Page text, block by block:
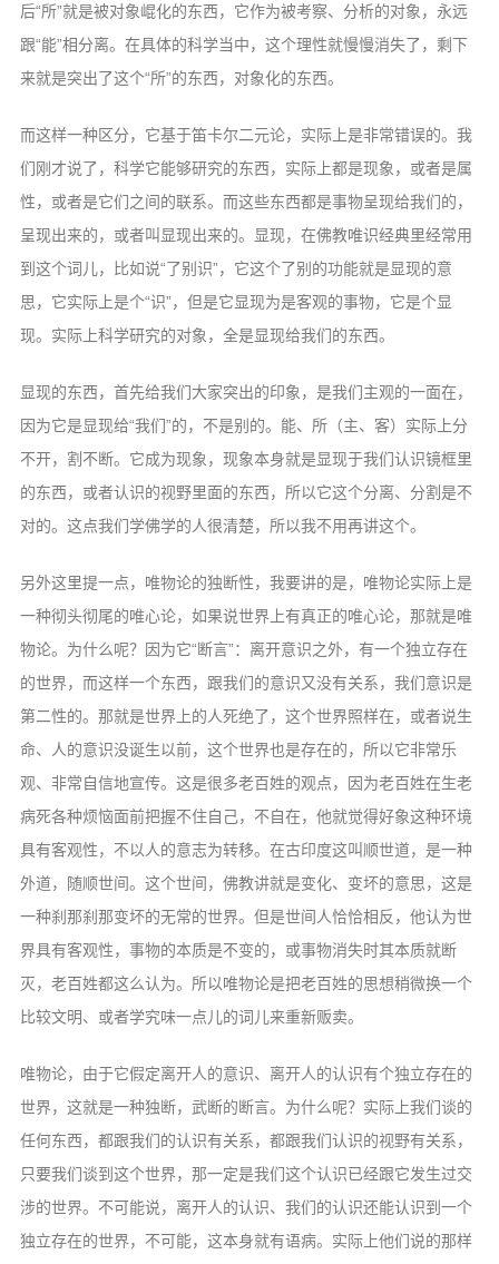
后“所”就是被对象崐化的东西，它作为被考察、分析的对象，永远
跟“能”相分离。在具体的科学当中，这个理性就慢慢消失了，剩下
来就是突出了这个“所”的东西，对象化的东西。
而这样一种区分，它基于笛卡尔二元论，实际上是非常错误的。我
们刚才说了，科学它能够研究的东西，实际上都是现象，或者是属
性，或者是它们之间的联系。而这些东西都是事物呈现给我们的，
呈现出来的，或者叫显现出来的。显现，在佛教唯识经典里经常用
到这个词儿，比如说“了别识”，它这个了别的功能就是显现的意
思，它实际上是个“识”，但是它显现为是客观的事物，它是个显
现。实际上科学研究的对象，全是显现给我们的东西。
显现的东西，首先给我们大家突出的印象，是我们主观的一面在，
因为它是显现给“我们”的，不是别的。能、所（主、客）实际上分
不开，割不断。它成为现象，现象本身就是显现于我们认识镜框里
的东西，或者认识的视野里面的东西，所以它这个分离、分割是不
对的。这点我们学佛学的人很清楚，所以我不用再讲这个。
另外这里提一点，唯物论的独断性，我要讲的是，唯物论实际上是
一种彻头彻尾的唯心论，如果说世界上有真正的唯心论，那就是唯
物论。为什么呢？因为它“断言”：离开意识之外，有一个独立存在
的世界，而这样一个东西，跟我们的意识又没有关系，我们意识是
第二性的。那就是世界上的人死绝了，这个世界照样在，或者说生
命、人的意识没诞生以前，这个世界也是存在的，所以它非常乐
观、非常自信地宣传。这是很多老百姓的观点，因为老百姓在生老
病死各种烦恼面前把握不住自己，不自在，他就觉得好象这种环境
具有客观性，不以人的意志为转移。在古印度这叫顺世道，是一种
外道，随顺世间。这个世间，佛教讲就是变化、变坏的意思，这是
一种刹那刹那变坏的无常的世界。但是世间人恰恰相反，他认为世
界具有客观性，事物的本质是不变的，或事物消失时其本质就断
灭，老百姓都这么认为。所以唯物论是把老百姓的思想稍微换一个
比较文明、或者学究味一点儿的词儿来重新贩卖。
唯物论，由于它假定离开人的意识、离开人的认识有个独立存在的
世界，这就是一种独断，武断的断言。为什么呢？实际上我们谈的
任何东西，都跟我们的认识有关系，都跟我们认识的视野有关系，
只要我们谈到这个世界，那一定是我们这个认识已经跟它发生过交
涉的世界。不可能说，离开人的认识、我们的认识还能认识到一个
独立存在的世界，不可能，这本身就有语病。实际上他们说的那样